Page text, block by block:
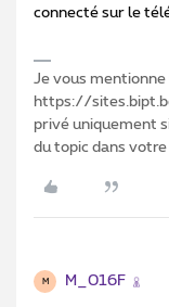
connecté sur le
Je vous
https://
privé uniquement
du topic dans
M M_016F